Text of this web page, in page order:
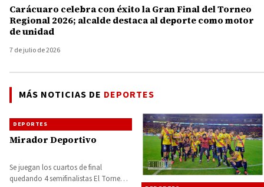
Carácuaro celebra con éxito la Gran Final del Torneo
Regional 2026; alcalde destaca al deporte como motor
de unidad
7 de julio de 2026
MÁS NOTICIAS DE DEPORTES
DEPORTES
Mirador Deportivo
Se juegan los cuartos de final
quedando 4 semifinalistas El Torneo